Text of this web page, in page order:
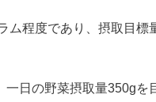
ム程度であり、摂取目標
日の野菜摂取量350gを